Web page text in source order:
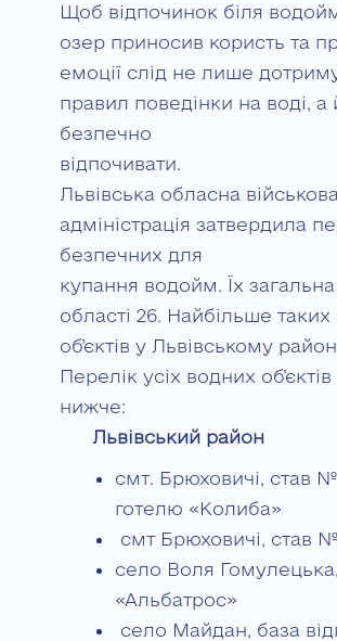
Щоб відпочинок біля
озер приносив користь та
емоції слід не лише
правил поведінки на воді, а
безпечно
відпочивати.
Львівська обласна військова
адміністрація затвердила
безпечних для
купання водойм. Їх загальна
області 26. Найбільше
об’єктів у Львівському
Перелік усіх водних
нижче:
Львівський район
смт. Брюховичі, став №
готелю «Колиба»
смт Брюховичі, став №
село Воля
«Альбатрос»
село Майдан, база